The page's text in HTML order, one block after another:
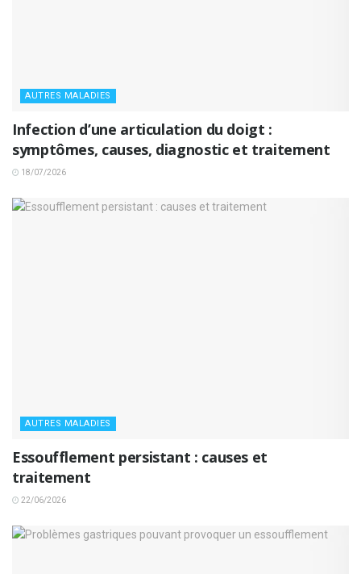
AUTRES MALADIES
Infection d’une articulation du doigt :
symptômes, causes, diagnostic et traitement
18/07/2026
AUTRES MALADIES
Essoufflement persistant : causes et
traitement
22/06/2026